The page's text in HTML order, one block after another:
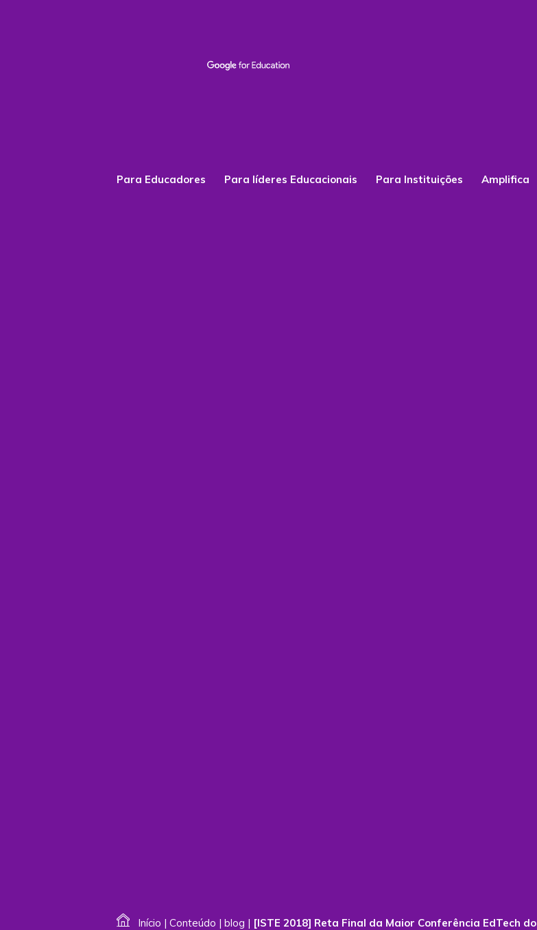
Para Educadores Para líderes Educacionais Para Instituições Amplifica
Início | Conteúdo | blog | [ISTE 2018] Reta Final da Maior Conferência EdTech do